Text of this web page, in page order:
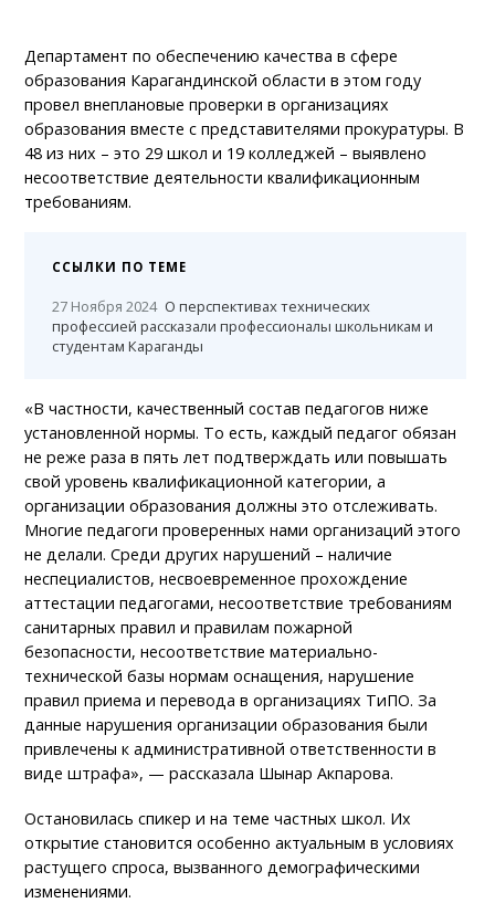
Департамент по обеспечению качества в сфере
образования Карагандинской области в этом году
провел внеплановые проверки в организациях
образования вместе с представителями прокуратуры. В
48 из них – это 29 школ и 19 колледжей – выявлено
несоответствие деятельности квалификационным
требованиям.
ССЫЛКИ ПО ТЕМЕ
27 Ноября 2024 О перспективах технических
профессией рассказали профессионалы школьникам и
студентам Караганды
«В частности, качественный состав педагогов ниже
установленной нормы. То есть, каждый педагог обязан
не реже раза в пять лет подтверждать или повышать
свой уровень квалификационной категории, а
организации образования должны это отслеживать.
Многие педагоги проверенных нами организаций этого
не делали. Среди других нарушений – наличие
неспециалистов, несвоевременное прохождение
аттестации педагогами, несоответствие требованиям
санитарных правил и правилам пожарной
безопасности, несоответствие материально-
технической базы нормам оснащения, нарушение
правил приема и перевода в организациях ТиПО. За
данные нарушения организации образования были
привлечены к административной ответственности в
виде штрафа», — рассказала Шынар Акпарова.
Остановилась спикер и на теме частных школ. Их
открытие становится особенно актуальным в условиях
растущего спроса, вызванного демографическими
изменениями.